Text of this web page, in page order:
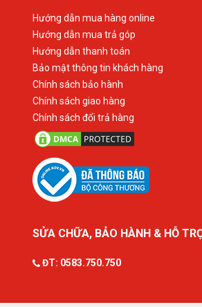
Hướng dẫn mua hàng online
Hướng dẫn mua trả góp
Hướng dẫn thanh toán
Bảo mật thông tin khách hàng
Chính sách bảo hành
Chính sách giao hàng
Chính sách đổi trả hàng
SỬA CHỮA, BẢO HÀNH & HỖ
ĐT: 0583.750.750